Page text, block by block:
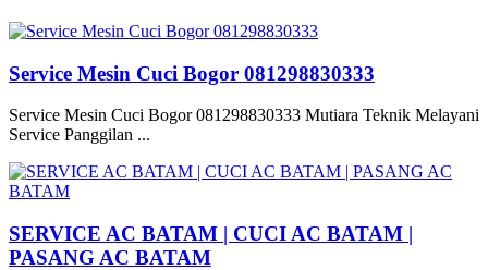
Service Mesin Cuci Bogor 081298830333
Service Mesin Cuci Bogor 081298830333 Mutiara Teknik Melayani
Service Panggilan ...
SERVICE AC BATAM | CUCI AC BATAM |
PASANG AC BATAM